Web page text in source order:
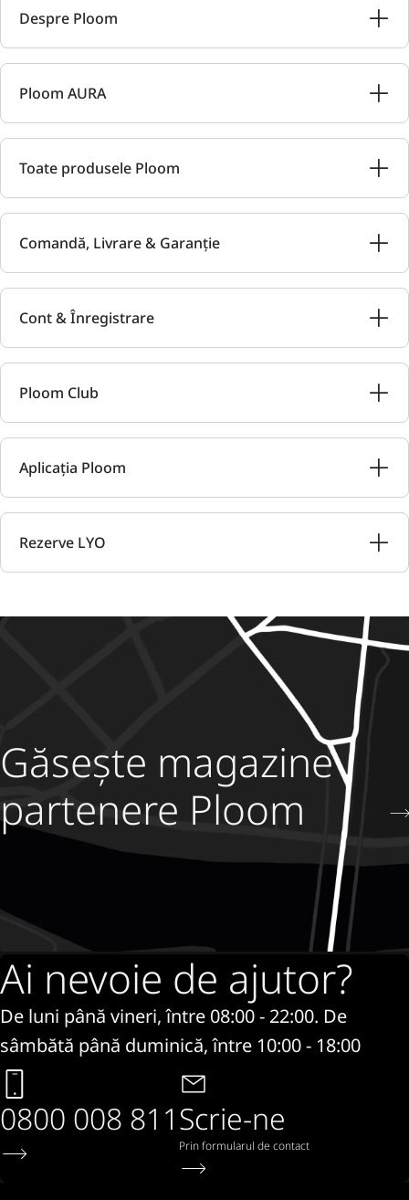
Despre Ploom
Ploom AURA
Toate produsele Ploom
Comandă, Livrare & Garanție
Cont & Înregistrare
Ploom Club
Aplicația Ploom
Rezerve LYO
Găsește magazine
partenere Ploom
Ai nevoie de ajutor?
De luni până vineri, între 08:00 - 22:00. De
sâmbătă până duminică, între 10:00 - 18:00
0800 008 811Scrie-ne
Prin formularul de contact